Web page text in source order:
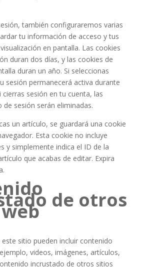
también configuraremos varias
tu información de acceso y tus
en pantalla. Las cookies
duran dos días, y las cookies de
duran un año. Si seleccionas
sesión permanecerá activa durante
cierras sesión en tu cuenta, las
de sesión serán eliminadas.
un artículo, se guardará una cookie
Esta cookie no incluye
y simplemente indica el ID de la
que acabas de editar. Expira
de otros
sitio pueden incluir contenido
videos, imágenes, artículos,
incrustado de otros sitios